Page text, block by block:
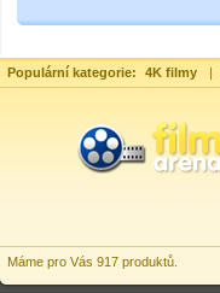
Populární kategorie: 4K filmy |
Máme pro Vás 917 produktů.